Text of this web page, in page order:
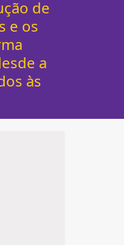
de
e os
a
às